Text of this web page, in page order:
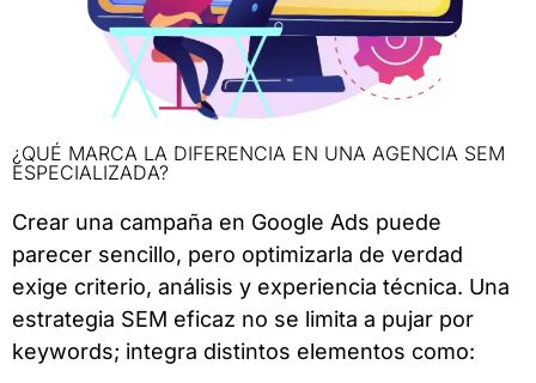
¿QUÉ MARCA LA DIFERENCIA EN UNA AGENCIA SEM
ESPECIALIZADA?
Crear una campaña en Google Ads puede
parecer sencillo, pero optimizarla de verdad
exige criterio, análisis y experiencia técnica. Una
estrategia SEM eficaz no se limita a pujar por
keywords; integra distintos elementos como: